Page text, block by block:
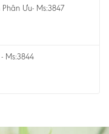
Ưu- Ms:3847
Ms:3844